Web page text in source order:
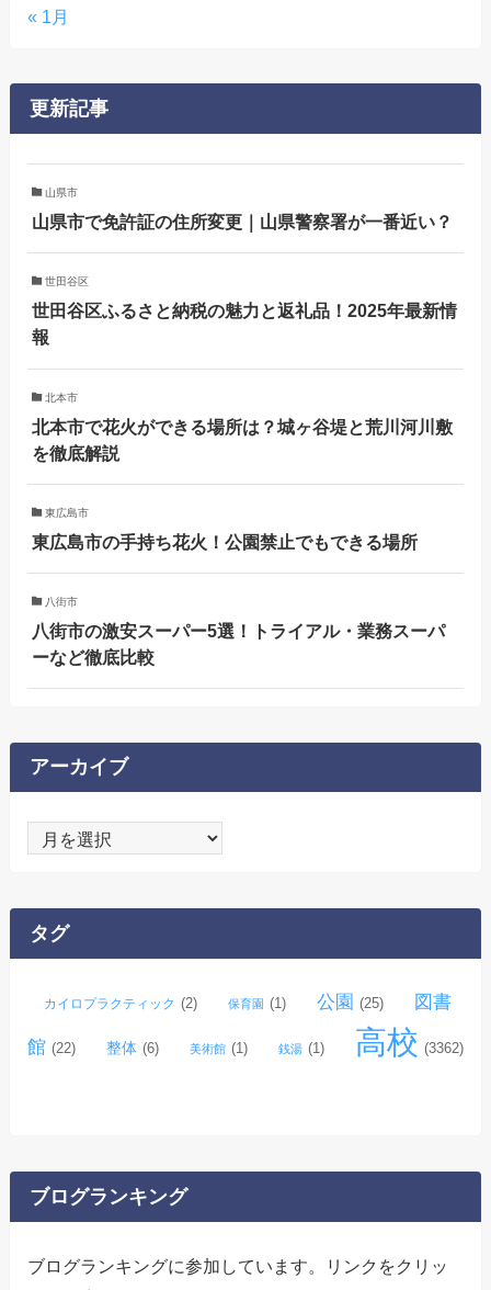
« 1月
更新記事
山県市
山県市で免許証の住所変更｜山県警察署が一番近い？
世田谷区
世田谷区ふるさと納税の魅力と返礼品！2025年最新情
報
北本市
北本市で花火ができる場所は？城ヶ谷堤と荒川河川敷
を徹底解説
東広島市
東広島市の手持ち花火！公園禁止でもできる場所
八街市
八街市の激安スーパー5選！トライアル・業務スーパ
ーなど徹底比較
アーカイブ
ー
ブ
タグ
カイロプラクティック (2) 保育園 (1) 公園 (25) 図書
館 (22) 整体 (6) 美術館 (1) 銭湯 (1) 高校 (3362)
ブログランキング
ブログランキングに参加しています。リンクをクリッ